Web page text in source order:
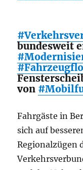
bundesweit
von
Fahrgäste in
sich auf
Regionalzügen